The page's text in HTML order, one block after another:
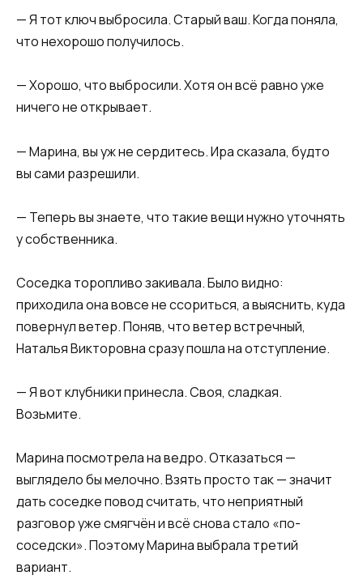
— Я тот ключ выбросила. Старый ваш. Когда поняла,
что нехорошо получилось.
— Хорошо, что выбросили. Хотя он всё равно уже
ничего не открывает.
— Марина, вы уж не сердитесь. Ира сказала, будто
вы сами разрешили.
— Теперь вы знаете, что такие вещи нужно уточнять
у собственника.
Соседка торопливо закивала. Было видно:
приходила она вовсе не ссориться, а выяснить, куда
повернул ветер. Поняв, что ветер встречный,
Наталья Викторовна сразу пошла на отступление.
— Я вот клубники принесла. Своя, сладкая.
Возьмите.
Марина посмотрела на ведро. Отказаться —
выглядело бы мелочно. Взять просто так — значит
дать соседке повод считать, что неприятный
разговор уже смягчён и всё снова стало «по-
соседски». Поэтому Марина выбрала третий
вариант.